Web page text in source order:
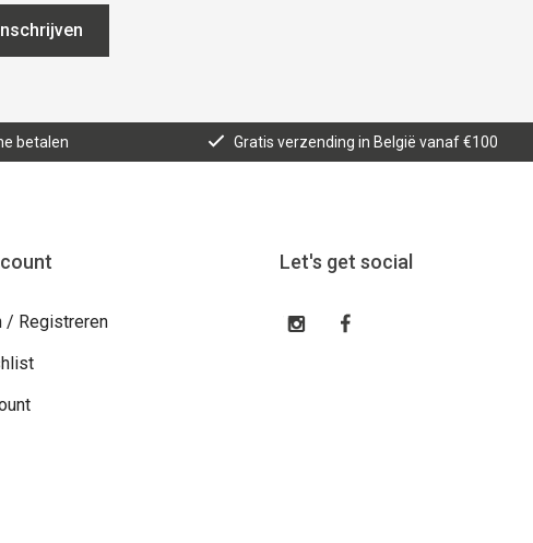
Inschrijven
betalen Gratis verzending in België vanaf €100
/ Registreren
Let's get social